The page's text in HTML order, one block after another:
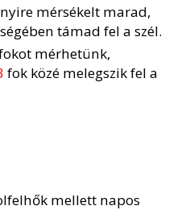
mérsékelt marad,
támad fel a szél.
mérhetünk,
fok közé melegszik fel a
mellett napos